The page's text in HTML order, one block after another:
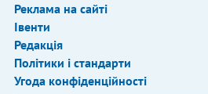
Реклама на сайті
Івенти
Редакція
Політики і стандарти
Угода конфіденційності